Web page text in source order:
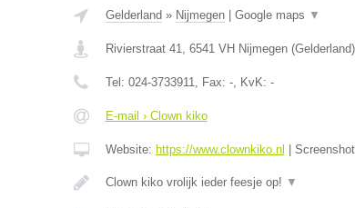
Gelderland » Nijmegen| Google maps ▼
Rivierstraat 41, 6541 VH Nijmegen(Gelderland)
Tel: 024-3733911, Fax: -, KvK: -
E-mail › Clown kiko
Website: https://www.clownkiko.nl Screenshot
Clown kiko vrolijk ieder feesje op! ▼